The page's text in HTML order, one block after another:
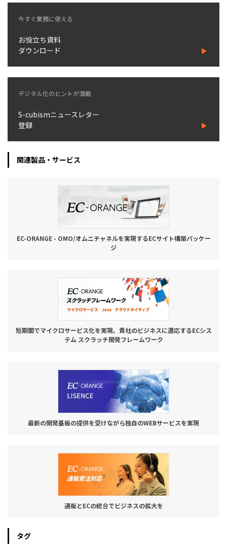
今すぐ業務に使える
お役立ち資料
ダウンロード
デジタル化のヒントが満載
S-cubismニュースレター
登録
関連製品・サービス
EC-ORANGE - OMO/オムニチャネルを実現するECサイト構築パッケー
ジ
短期間でマイクロサービス化を実現。貴社のビジネスに適応するECシス
テム スクラッチ開発フレームワーク
最新の開発基板の提供を受けながら独自のWEBサービスを実現
通販とECの統合でビジネスの拡大を
タグ